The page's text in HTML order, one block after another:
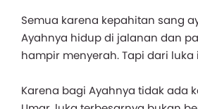
Semua karena kepahitan sang
Ayahnya hidup di jalanan dan
hampir menyerah. Tapi dari
Karena bagi Ayahnya tidak ada